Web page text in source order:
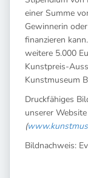
einer Summe
Gewinnerin
finanzieren
weitere 5.000
Kunstpreis-
Kunstmuseum
Druckfähiges
unserer
(
Bildnachweis: